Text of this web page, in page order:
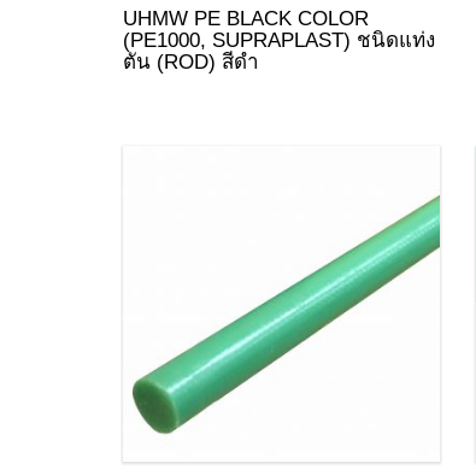
UHMW PE BLACK COLOR
(PE1000, SUPRAPLAST) ชนิดแท่ง
ตัน (ROD) สีดำ